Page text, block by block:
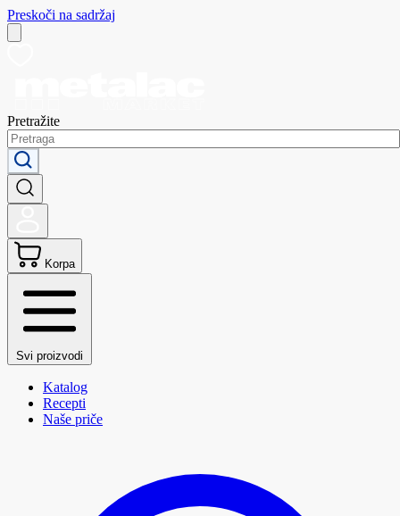
Preskoči na sadržaj
Pretražite
Korpa
Svi proizvodi
Katalog
Recepti
Naše priče